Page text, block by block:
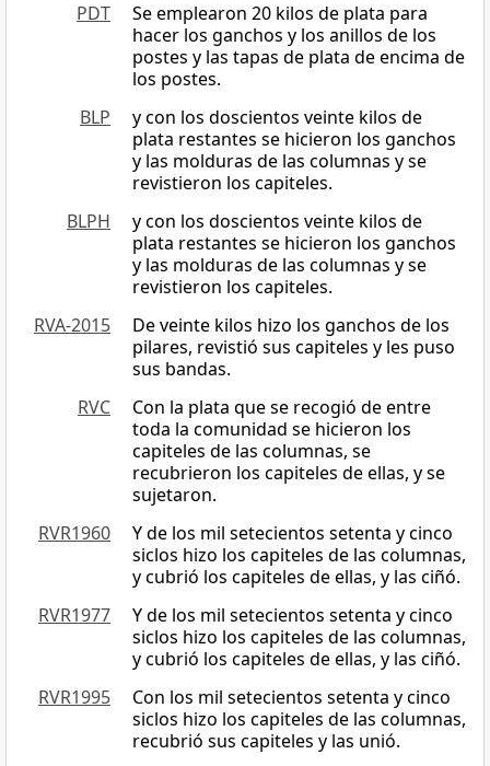
PDT
Se emplearon 20 kilos de plata para
hacer los ganchos y los anillos de los
postes y las tapas de plata de encima de
los postes.
BLP
y con los doscientos veinte kilos de
plata restantes se hicieron los ganchos
y las molduras de las columnas y se
revistieron los capiteles.
BLPH
y con los doscientos veinte kilos de
plata restantes se hicieron los ganchos
y las molduras de las columnas y se
revistieron los capiteles.
RVA-2015
De veinte kilos hizo los ganchos de los
pilares, revistió sus capiteles y les puso
sus bandas.
RVC
Con la plata que se recogió de entre
toda la comunidad se hicieron los
capiteles de las columnas, se
recubrieron los capiteles de ellas, y se
sujetaron.
RVR1960
Y de los mil setecientos setenta y cinco
siclos hizo los capiteles de las columnas,
y cubrió los capiteles de ellas, y las ciñó.
RVR1977
Y de los mil setecientos setenta y cinco
siclos hizo los capiteles de las columnas,
y cubrió los capiteles de ellas, y las ciñó.
RVR1995
Con los mil setecientos setenta y cinco
siclos hizo los capiteles de las columnas,
recubrió sus capiteles y las unió.